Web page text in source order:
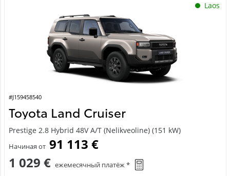
Laos
#J159458540
Toyota Land Cruiser
Prestige 2.8 Hybrid 48V A/T (Nelikveoline) (151 kW)
Начиная от 91 113 €
1 029 € ежемесячный платёж *